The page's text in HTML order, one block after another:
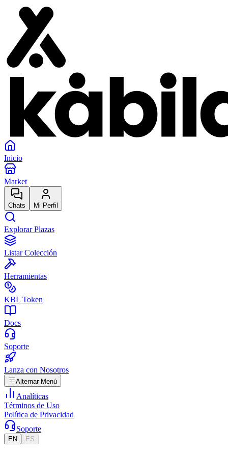
Inicio
Market
Chats Mi Perfil
Explorar Plazas
Listar Colección
Herramientas
KBL Token
Docs
Soporte
Lanza con Nosotros
Alternar Menú
Analíticas
Términos de Uso
Política de Privacidad
Soporte
EN ES